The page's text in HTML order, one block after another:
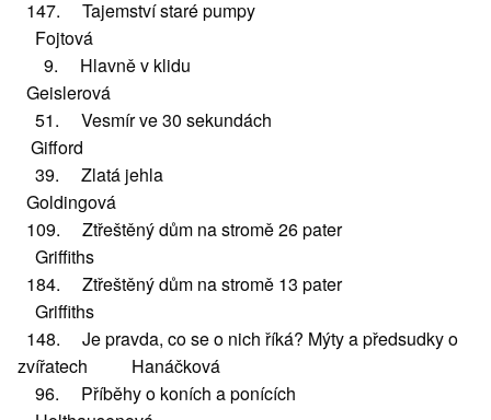
147. Tajemství staré pumpy
Fojtová
9. Hlavně v klidu
Geislerová
51. Vesmír ve 30 sekundách
Gifford
39. Zlatá jehla
Goldingová
109. Ztřeštěný dům na stromě 26 pater
Griffiths
184. Ztřeštěný dům na stromě 13 pater
Griffiths
148. Je pravda, co se o nich říká? Mýty a předsudky o
zvířatech Hanáčková
96. Příběhy o koních a ponících